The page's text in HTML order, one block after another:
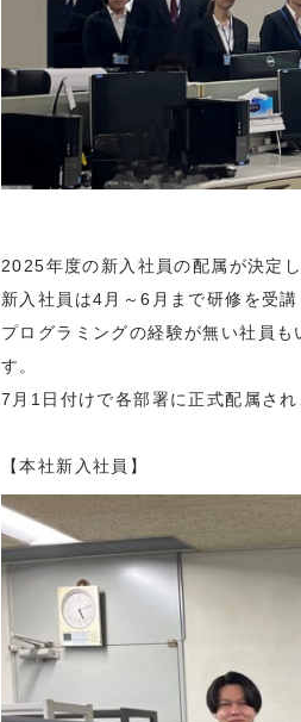
2025年度の新入社員の配属が決定し
新入社員は4月～6月まで研修を受講
プログラミングの経験が無い社員
す。
7月1日付けで各部署に正式配属さ
【本社新入社員】